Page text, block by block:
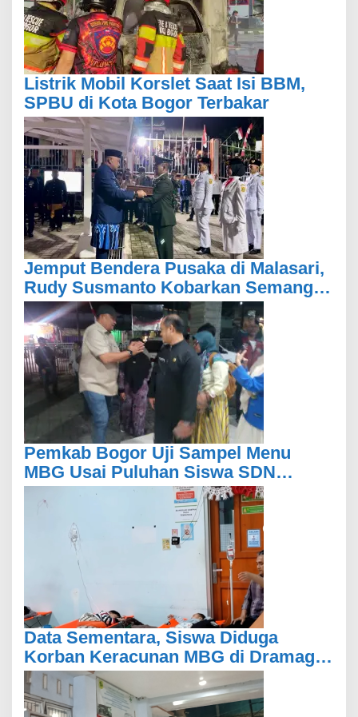
Listrik Mobil Korslet Saat Isi BBM,
SPBU di Kota Bogor Terbakar
Jemput Bendera Pusaka di Malasari,
Rudy Susmanto Kobarkan Semangat
Persatuan Kabupaten Bogor
Pemkab Bogor Uji Sampel Menu
MBG Usai Puluhan Siswa SDN
Ciherang 01 Diduga Keracunan
Data Sementara, Siswa Diduga
Korban Keracunan MBG di Dramaga
Bogor Capai 25 Orang